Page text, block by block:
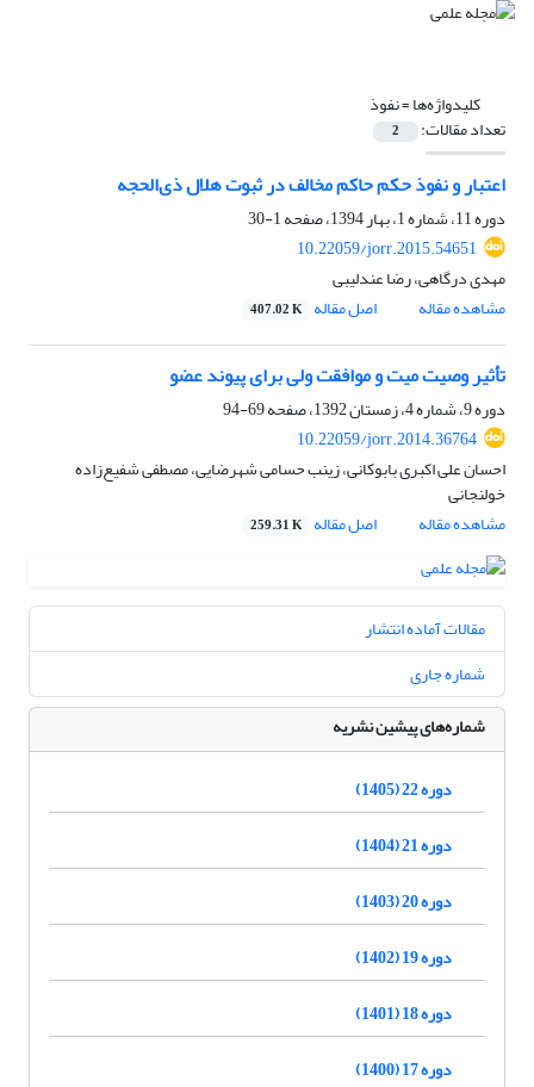
کلیدواژه‌ها =نفوذ
تعداد مقالات: 2
اعتبار و نفوذ حکم حاکم مخالف در ثبوت هلال ذی‌‌الحجه
دوره 11، شماره 1، بهار 1394، صفحه
1-30
10.22059/jorr.2015.54651
مهدی درگاهی، رضا عندلیبی
مشاهده مقاله
اصل مقاله 407.02 K
تأثیر وصیت میت و موافقت ولی برای پیوند عضو
دوره 9، شماره 4، زمستان 1392، صفحه
69-94
10.22059/jorr.2014.36764
احسان علی اکبری بابوکانی، زینب حسامی شهرضایی، مصطفی شفیع‌زاده
خولنجانی
مشاهده مقاله
اصل مقاله 259.31 K
مقالات آماده انتشار
شماره جاری
شماره‌های پیشین نشریه
دوره 22 (1405)
دوره 21 (1404)
دوره 20 (1403)
دوره 19 (1402)
دوره 18 (1401)
دوره 17 (1400)